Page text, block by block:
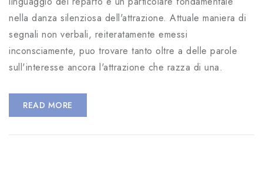
nella danza silenziosa dell'attrazione. Attuale maniera di
segnali non verbali, reiteratamente emessi
inconsciamente, puo trovare tanto oltre a delle parole
sull'interesse ancora l'attrazione che razza di una.
READ MORE